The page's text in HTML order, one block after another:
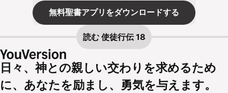
無料聖書アプリをダウンロードする
読む 使徒行伝 18
日々、神との親しい交わりを求めるため
に、あなたを励まし、勇気を与えます。